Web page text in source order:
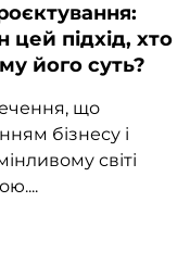
цей підхід, хто
його суть?
що
бізнесу і
світі